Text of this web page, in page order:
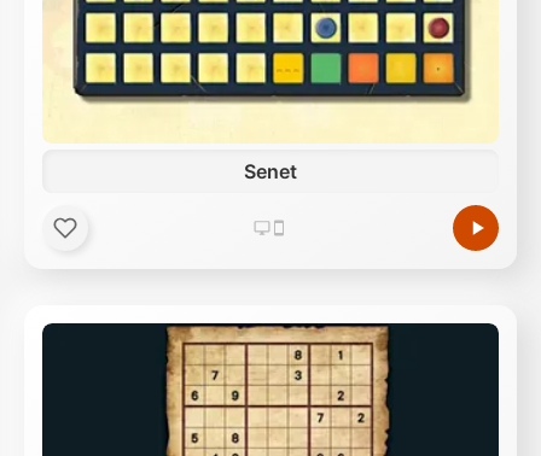
Senet